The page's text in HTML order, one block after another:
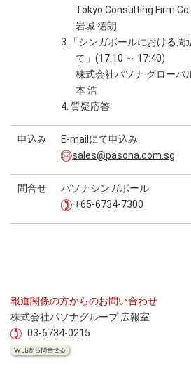
Tokyo Consulting Firm
岩城 徳朗
3.「シンガポールにおける周
て」(17:10 ～ 17:40)
株式会社パソナ グローバ
本 浩
4. 質疑応答
申込み
E-mailにて申込み
sales@pasona.com.sg
問合せ
パソナシンガポール
+65-6734-7300
報道関係の方からのお問い合わせ
株式会社パソナグループ 広報室
03-6734-0215